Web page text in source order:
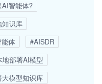
智能体?
识库
体
#AISDR
地部署AI模型
模型知识库